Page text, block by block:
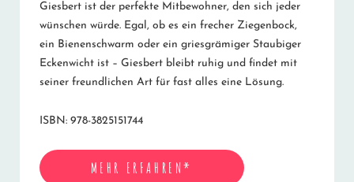
Giesbert ist der perfekte Mitbewohner, den sich jeder
wünschen würde. Egal, ob es ein frecher Ziegenbock,
ein Bienenschwarm oder ein griesgrämiger Staubiger
Eckenwicht ist – Giesbert bleibt ruhig und findet mit
seiner freundlichen Art für fast alles eine Lösung.
ISBN: 978-3825151744
MEHR ERFAHREN*